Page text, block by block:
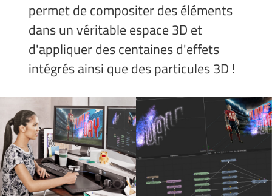
permet de compositer des éléments
dans un véritable espace 3D et
d'appliquer des centaines d'effets
intégrés ainsi que des particules 3D !